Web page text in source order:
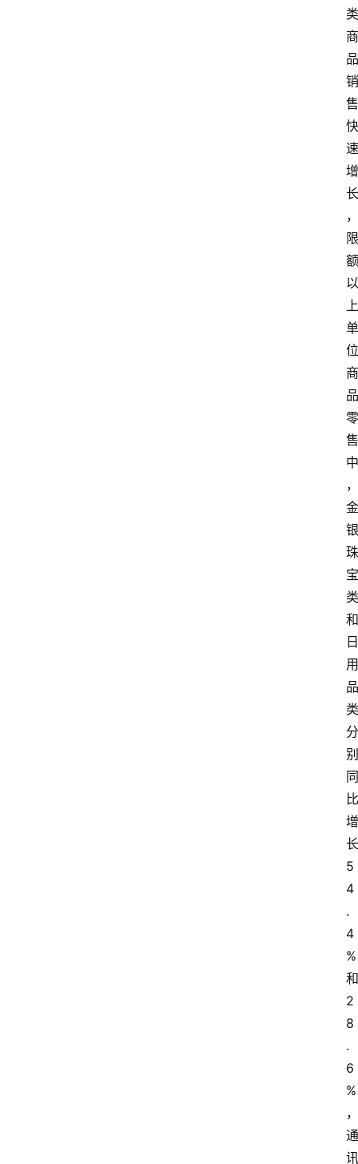
类
商
品
销
售
快
速
增
长
，
限
额
以
上
单
位
商
品
零
售
中
，
金
银
珠
宝
类
和
日
用
品
类
分
别
同
比
增
长
5
4
.
4
%
和
2
8
.
6
%
，
通
讯